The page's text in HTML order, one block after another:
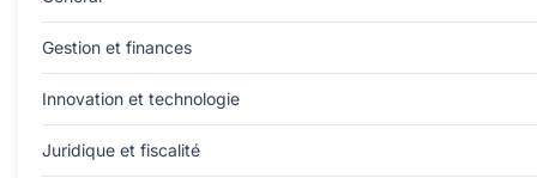
Gestion et finances
Innovation et technologie
Juridique et fiscalité